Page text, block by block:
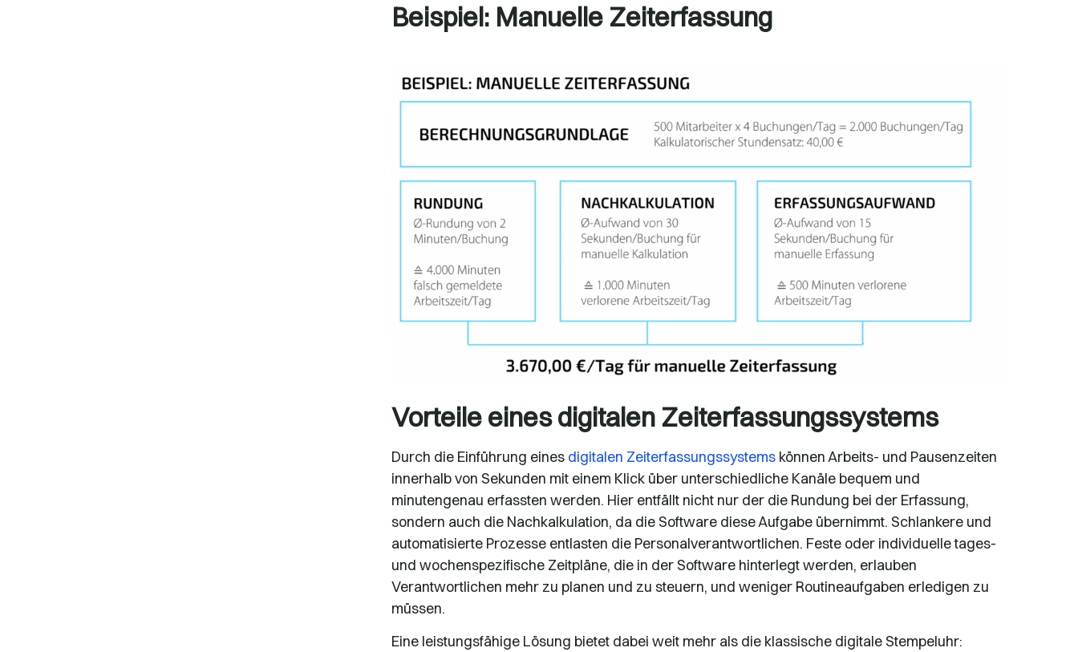
Beispiel: Manuelle Zeiterfassung
Vorteile eines digitalen Zeiterfassungssystems
Durch die Einführung eines digitalen Zeiterfassungssystemskönnen Arbeits- und Pausenzeiten
innerhalb von Sekunden mit einem Klick über unterschiedliche Kanäle bequem und
minutengenau erfassten werden. Hier entfällt nicht nur der die Rundung bei der Erfassung,
sondern auch die Nachkalkulation, da die Software diese Aufgabe übernimmt. Schlankere und
automatisierte Prozesse entlasten die Personalverantwortlichen. Feste oder individuelle tages-
und wochenspezifische Zeitpläne, die in der Software hinterlegt werden, erlauben
Verantwortlichen mehr zu planen und zu steuern, und weniger Routineaufgaben erledigen zu
müssen.
Eine leistungsfähige Lösung bietet dabei weit mehr als die klassische digitale Stempeluhr: